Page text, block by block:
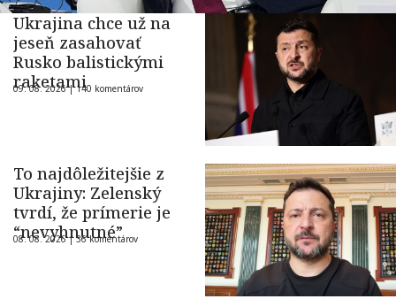
Ukrajina chce už na
jeseň zasahovať
Rusko balistickými
raketami
09. 08. 2026 |140 komentárov
To najdôležitejšie z
Ukrajiny: Zelenský
tvrdí, že prímerie je
“nevyhnutné”
08. 08. 2026 |36 komentárov